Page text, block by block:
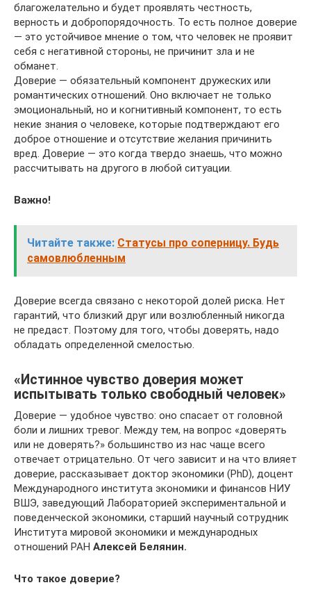
благожелательно и будет проявлять честность,
верность и добропорядочность. То есть полное доверие
— это устойчивое мнение о том, что человек не проявит
себя с негативной стороны, не причинит зла и не
обманет.
Доверие — обязательный компонент дружеских или
романтических отношений. Оно включает не только
эмоциональный, но и когнитивный компонент, то есть
некие знания о человеке, которые подтверждают его
доброе отношение и отсутствие желания причинить
вред. Доверие — это когда твердо знаешь, что можно
рассчитывать на другого в любой ситуации.
Важно!
Читайте также: Статусы про соперницу. Будь
самовлюбленным
Доверие всегда связано с некоторой долей риска. Нет
гарантий, что близкий друг или возлюбленный никогда
не предаст. Поэтому для того, чтобы доверять, надо
обладать определенной смелостью.
«Истинное чувство доверия может
испытывать только свободный человек»
Доверие — удобное чувство: оно спасает от головной
боли и лишних тревог. Между тем, на вопрос «доверять
или не доверять?» большинство из нас чаще всего
отвечает отрица­тельно. От чего зависит и на что влияет
доверие, рассказывает доктор экономики (PhD), доцент
Международного института экономики и финансов НИУ
ВШЭ, заведующий Лабораторией экспериментальной и
поведенческой экономики, старший научный сотрудник
Института мировой экономики и международных
отношений РАН Алексей Белянин.
Что такое доверие?